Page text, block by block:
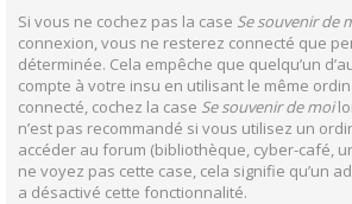
Si vous ne cochez pas la case Se souvenir de
connexion, vous ne resterez connecté que
déterminée. Cela empêche que quelqu’un
compte à votre insu en utilisant le même
connecté, cochez la case Se souvenir de moi
n’est pas recommandé si vous utilisez un
accéder au forum (bibliothèque, cyber-café,
ne voyez pas cette case, cela signifie qu’un
a désactivé cette fonctionnalité.